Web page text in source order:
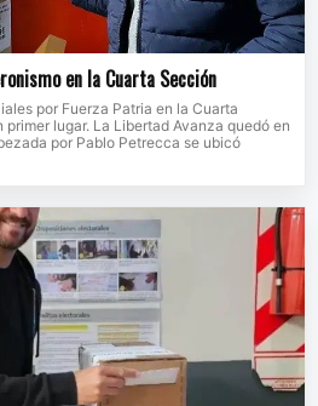
en la Cuarta Sección
por Fuerza Patria en la Cuarta
lugar. La Libertad Avanza quedó en
por Pablo Petrecca se ubicó